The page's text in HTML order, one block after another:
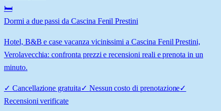
🛏️
Dormi a due passi da Cascina Fenil Prestini
Hotel, B&B e case vacanza vicinissimi a Cascina Fenil Prestini,
Verolavecchia: confronta prezzi e recensioni reali e prenota in un
minuto.
✓ Cancellazione gratuita✓ Nessun costo di prenotazione✓
Recensioni verificate